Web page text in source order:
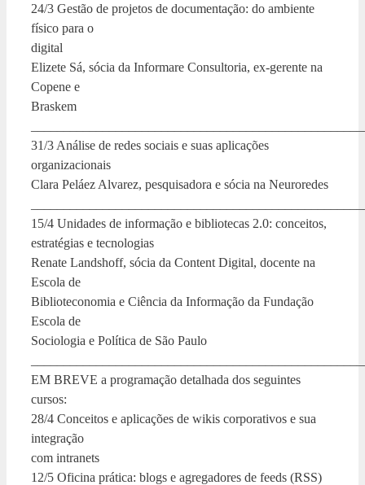
24/3 Gestão de projetos de documentação: do ambiente
físico para o
digital
Elizete Sá, sócia da Informare Consultoria, ex-gerente na
Copene e
Braskem
31/3 Análise de redes sociais e suas aplicações
organizacionais
Clara Peláez Alvarez, pesquisadora e sócia na Neuroredes
15/4 Unidades de informação e bibliotecas 2.0: conceitos,
estratégias e tecnologias
Renate Landshoff, sócia da Content Digital, docente na
Escola de
Biblioteconomia e Ciência da Informação da Fundação
Escola de
Sociologia e Política de São Paulo
EM BREVE a programação detalhada dos seguintes
cursos:
28/4 Conceitos e aplicações de wikis corporativos e sua
integração
com intranets
12/5 Oficina prática: blogs e agregadores de feeds (RSS)